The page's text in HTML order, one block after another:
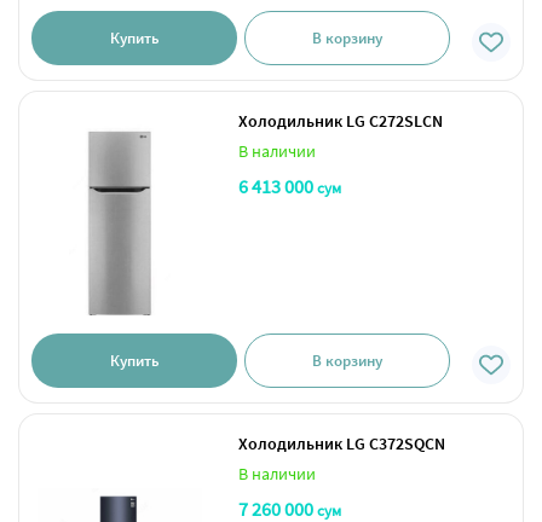
Купить В корзину
Холодильник LG C272SLCN
В наличии
6 413 000сум
Купить В корзину
Холодильник LG C372SQCN
В наличии
7 260 000сум